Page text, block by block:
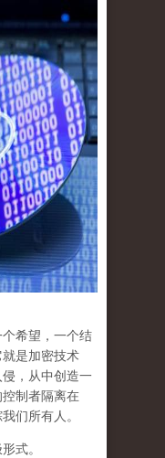
希望，一个结
是加密技术
，从中创造一
制者隔离在
们所有人。
式。